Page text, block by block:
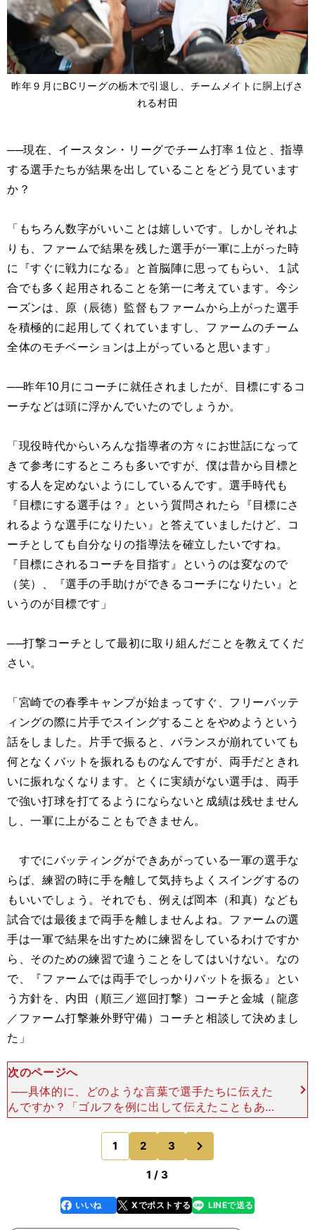
昨年９月にBCリーグの栃木で引退し、チームメイトに胴上げさ
れる村田
──現在、イースタン・リーグでチーム打率１位と、指導
する選手たちが結果を出していることをどう見ています
か？
「もちろん数字がいいことは嬉しいです。しかしそれよ
りも、ファームで結果を残した選手が一軍に上がった時
に『すぐに戦力になる』と首脳陣に思ってもらい、１試
合でも多く起用されることを第一に考えています。今シ
ーズンは、原（辰徳）監督もファームから上がった選手
を積極的に起用してくれていますし、ファームのチーム
全体のモチベーションは上がっていると思います」
──昨年10月にコーチに就任されましたが、目標にするコ
ーチなどは頭に浮かんでいたのでしょうか。
「現役時代からいろんな指導者の方々にお世話になって
きて参考にするところも多いですが、僕は昔から目標と
する人を定めないようにしているんです。選手時代も
『目標にする選手は？』という質問されたら『目標にさ
れるような選手になりたい』と答えていましたけど、コ
ーチとしても自分なりの指導法を確立したいですね。
『目標にされるコーチを目指す』というのは変なので
（笑）、『選手の手助けができるコーチになりたい』と
いうのが目標です」
──打撃コーチとして最初に取り組んだことを教えてくだ
さい。
「宮崎での春季キャンプが始まってすぐ、フリーバッテ
ィングの際に片手でスイングすることをやめようという
話をしました。片手で振ると、バランスが崩れていても
何となくバットを振れるものなんですが、両手だときれ
いに振れなくなります。とくに実績がない選手は、両手
で強い打球を打てるようにならないと成績は残せません
し、一軍に上がることもできません。
すでにバッティングができあがっている一軍の選手な
らば、練習の時に手を離して気持ちよくスイングするの
もいいでしょう。それでも、例えば岡本（和真）なども
試合では最後まで両手を離しませんよね。ファームの選
手は一軍で結果を出すために練習をしているわけですか
ら、そのための練習で違うことをしてはいけない。なの
で、『ファームでは両手でしっかりバットを振る』とい
う方針を、内田（順三／巡回打撃）コーチと金城（龍彦
／ファーム打撃兼外野守備）コーチと相談して決めまし
た」
次のページへ
──具体的に、どのような言葉で選手たちに伝えた
んですか？「ゴルフを例に出して伝えたこともあり
ますね。『ドライバーで距離を出したい時は、片手
じゃなくて両手でしっかり振るだろ？ じゃあ、な
んでバットを握っ
1 2 3
1 / 3
faceboo
k
いいね Xでポストする
line LINEで送る